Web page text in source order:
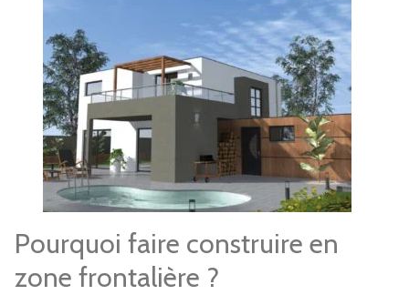
Pourquoi faire construire en
zone frontalière ?